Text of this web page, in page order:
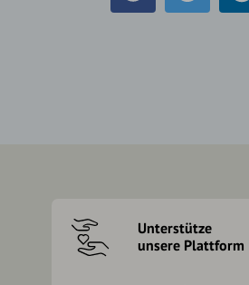
Unterstütze
unsere Plattform